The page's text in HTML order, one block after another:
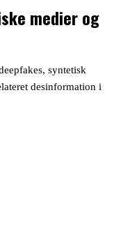
medier og
syntetisk
desinformation i